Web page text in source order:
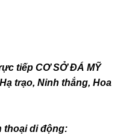
tiếp CƠ SỞ ĐÁ MỸ
trạo, Ninh thắng, Hoa
thoại di động: